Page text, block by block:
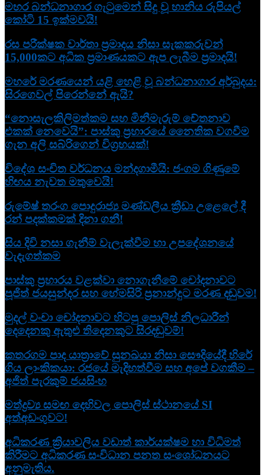
මහර බන්ධනාගාර ගැටුමෙන් සිදු වූ හානිය රුපියල්
කෝටි 15 ඉක්මවයි!
රස පරීක්ෂක වාර්තා ප්‍රමාදය නිසා සැකකරුවන්
15,000කට අධික ප්‍රමාණයකට ඇප ලැබීම ප්‍රමාදයි!
මහරේ මරණයෙන් යළි හෙළි වූ බන්ධනාගාර අර්බුදය:
සිරගෙවල් පිරෙන්නේ ඇයි?
“නොසැලකිලිමත්කම සහ මිනීමැරුම් චේතනාව
එකක් නෙවෙයි”: පාස්කු ප්‍රහාරයේ නෛතික වගවීම
ගැන අලි සබ්රිගෙන් විග්‍රහයක්!
විදේශ සංචිත වර්ධනය මන්දගාමීයි: ජංගම ගිණුමේ
හිඟය නැවත මතුවෙයි!
රුමේෂ් තරංග පොදුරාජ්‍ය මණ්ඩලීය ක්‍රීඩා උළෙලේ දී
රන් පදක්කමක් දිනා ගනී!
සිය දිවි නසා ගැනීම් වැලැක්වීම හා උපදේශනයේ
වැදැගත්කම
පාස්කු ප්‍රහාරය වළක්වා නොගැනීමේ චෝදනාවට
පූජිත් ජයසුන්දර සහ හේමසිරි ප්‍රනාන්දුට මරණ දඬුවම!
මුදල් වංචා චෝදනාවට හිටපු පොලිස් නිලධාරීන්
දෙදෙනකු ඇතුළු තිදෙනකුට සිරදඬුවම්!
කතරගම පාද යාත්‍රාවේ සුනඛයා නිසා සෞදියේදී හිරේ
ගිය ලාංකිකයා: රජයේ මැදිහත්වීම සහ අපේ වගකීම –
අජිත් පැරකුම් ජයසිංහ
මත්ද්‍රව්‍ය සමඟ දෙහිවල පොලිස් ස්ථානයේ SI
අත්අඩංගුවට!
අධිකරණ ක්‍රියාවලිය වඩාත් කාර්යක්ෂම හා විධිමත්
කිරීමට අධිකරණ සංවිධාන පනත සංශෝධනයට
අනුමැතිය.